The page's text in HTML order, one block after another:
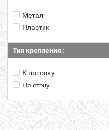
Метал
Пластик
Тип крепления :
К потолку
На стену